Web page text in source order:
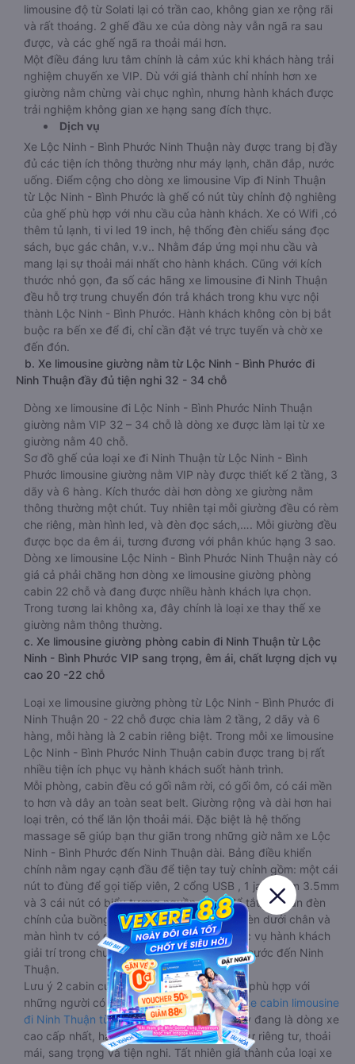
limousine độ từ Solati lại có trần cao, không gian xe rộng rãi
và rất thoáng. 2 ghế đầu xe của dòng này vẫn ngã ra sau
được, và các ghế ngã ra thoải mái hơn.
Một điều đáng lưu tâm chính là cảm xúc khi khách hàng trải
nghiệm chuyến xe VIP. Dù với giá thành chỉ nhỉnh hơn xe
giường nằm chừng vài chục nghìn, nhưng hành khách được
trải nghiệm không gian xe hạng sang đích thực.
Dịch vụ
Xe Lộc Ninh - Bình Phước Ninh Thuận này được trang bị đầy
đủ các tiện ích thông thường như máy lạnh, chăn đắp, nước
uống. Điểm cộng cho dòng xe limousine Vip đi Ninh Thuận
từ Lộc Ninh - Bình Phước là ghế có nút tùy chỉnh độ nghiêng
của ghế phù hợp với nhu cầu của hành khách. Xe có Wifi ,có
thêm tủ lạnh, ti vi led 19 inch, hệ thống đèn chiếu sáng đọc
sách, bục gác chân, v.v.. Nhằm đáp ứng mọi nhu cầu và
mang lại sự thoải mái nhất cho hành khách. Cũng với kích
thước nhỏ gọn, đa số các hãng xe limousine đi Ninh Thuận
đều hỗ trợ trung chuyển đón trả khách trong khu vực nội
thành Lộc Ninh - Bình Phước. Hành khách không còn bị bắt
buộc ra bến xe để đi, chỉ cần đặt vé trực tuyến và chờ xe
đến đón.
b. Xe limousine giường nằm từ Lộc Ninh - Bình Phước đi
Ninh Thuận đầy đủ tiện nghi 32 - 34 chỗ
Dòng xe limousine đi Lộc Ninh - Bình Phước Ninh Thuận
giường nằm VIP 32 – 34 chỗ là dòng xe được làm lại từ xe
giường nằm 40 chỗ.
Sơ đồ ghế của loại xe đi Ninh Thuận từ Lộc Ninh - Bình
Phước limousine giường nằm VIP này được thiết kế 2 tầng, 3
dãy và 6 hàng. Kích thước dài hơn dòng xe giường nằm
thông thường một chút. Tuy nhiên tại mỗi giường đều có rèm
che riêng, màn hình led, và đèn đọc sách,…. Mỗi giường đều
được bọc da êm ái, tương đương với phân khúc hạng 3 sao.
Dòng xe limousine Lộc Ninh - Bình Phước Ninh Thuận này có
giá cả phải chăng hơn dòng xe limousine giường phòng
cabin 22 chỗ và đang được nhiều hành khách lựa chọn.
Trong tương lai không xa, đây chính là loại xe thay thế xe
giường nằm thông thường.
c. Xe limousine giường phòng cabin đi Ninh Thuận từ Lộc
Ninh - Bình Phước VIP sang trọng, êm ái, chất lượng dịch vụ
cao 20 -22 chỗ
Loại xe limousine giường phòng từ Lộc Ninh - Bình Phước đi
Ninh Thuận 20 - 22 chỗ được chia làm 2 tầng, 2 dãy và 6
hàng, mỗi hàng là 2 cabin riêng biệt. Trong mỗi xe limousine
Lộc Ninh - Bình Phước Ninh Thuận cabin được trang bị rất
nhiều tiện ích phục vụ hành khách suốt hành trình.
Mỗi phòng, cabin đều có gối nằm rời, có gối ôm, có cái mền
to hơn và dây an toàn seat belt. Giường rộng và dài hơn hai
loại trên, có thể lăn lộn thoải mái. Đặc biệt là hệ thống
massage sẽ giúp bạn thư giãn trong những giờ nằm xe Lộc
Ninh - Bình Phước đến Ninh Thuận dài. Bảng điều khiển
chính nằm ngay cạnh đầu để tiện tay tuỳ chỉnh gồm: một cái
nút to đùng để gọi tiếp viên, 2 cổng USB , 1 jack cắm 3.5mm
và 3 cái nút có biểu tượng nguồn dùng để tắt/mở dàn đèn
chính của buồng nằm chạy dọc trên đầu, đèn dưới chân và
màn hình tv có đầy đủ phim chuẩn HD phục vụ hành khách
giải trí trong chuyến đi từ Lộc Ninh - Bình Phước đến Ninh
Thuận.
Lưu ý 2 cabin cuối thường thiết kế nhỏ hơn phù hợp với
những người có thân hình nhỏ nhắn. Dòngxe cabin limousine
đi Ninh Thuận từ Lộc Ninh - Bình Phướcnày đang là dòng xe
cao cấp nhất, hành khách thường chọn vì sự riêng tư, thoải
mái, sang trọng và tiện nghi. Tất nhiên giá thành của loại xe